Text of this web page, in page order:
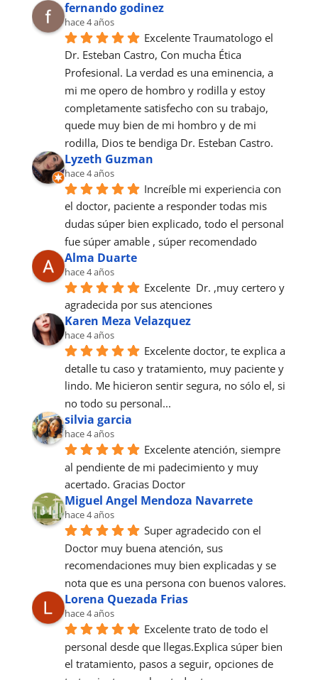
fernando godinez
hace 4 años
Excelente Traumatologo el
Dr. Esteban Castro, Con mucha Ética
Profesional. La verdad es una eminencia, a
mi me opero de hombro y rodilla y estoy
completamente satisfecho con su trabajo,
quede muy bien de mi hombro y de mi
rodilla, Dios te bendiga Dr. Esteban Castro.
Lyzeth Guzman
hace 4 años
Increíble mi experiencia con
el doctor, paciente a responder todas mis
dudas súper bien explicado, todo el personal
fue súper amable , súper recomendado
Alma Duarte
hace 4 años
Excelente  Dr. ,muy certero y
agradecida por sus atenciones
Karen Meza Velazquez
hace 4 años
Excelente doctor, te explica a
detalle tu caso y tratamiento, muy paciente y
lindo. Me hicieron sentir segura, no sólo el, si
no todo su personal...
silvia garcia
hace 4 años
Excelente atención, siempre
al pendiente de mi padecimiento y muy
acertado. Gracias Doctor
Miguel Angel Mendoza Navarrete
hace 4 años
Super agradecido con el
Doctor muy buena atención, sus
recomendaciones muy bien explicadas y se
nota que es una persona con buenos valores.
Lorena Quezada Frias
hace 4 años
Excelente trato de todo el
personal desde que llegas.Explica súper bien
el tratamiento, pasos a seguir, opciones de